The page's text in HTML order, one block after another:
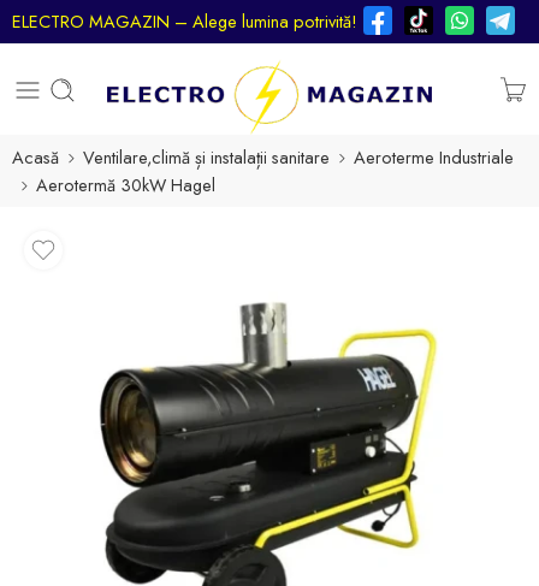
ELECTRO MAGAZIN – Alege lumina potrivită!
Acasă Ventilare,climă și instalații sanitare
Aeroterme Industriale
Aerotermă 30kW Hagel